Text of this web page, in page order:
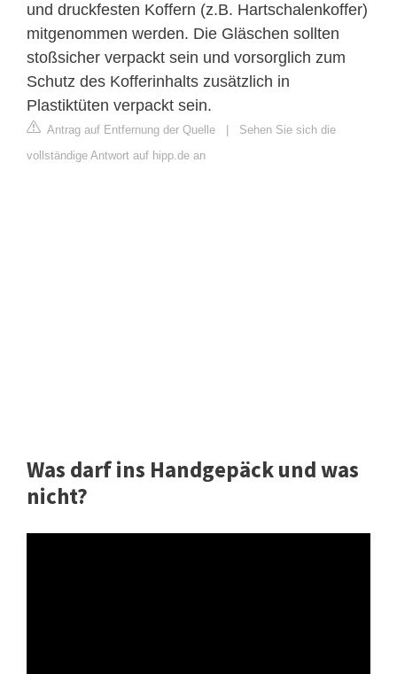
und druckfesten Koffern (z.B. Hartschalenkoffer)
mitgenommen werden. Die Gläschen sollten
stoßsicher verpackt sein und vorsorglich zum
Schutz des Kofferinhalts zusätzlich in
Plastiktüten verpackt sein.
Antrag auf Entfernung der Quelle
Sehen Sie sich die
vollständige Antwort auf hipp.de an
Was darf ins Handgepäck und was
nicht?